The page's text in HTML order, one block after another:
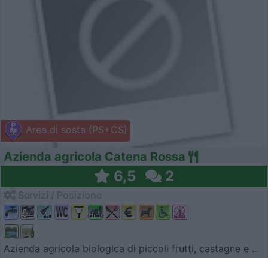
Area di sosta (PS+CS)
Azienda agricola Catena Rossa
6,5 2
Azienda agricola biologica di piccoli frutti, castagne e ...